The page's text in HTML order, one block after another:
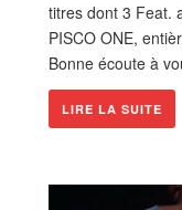
titres dont 3 Feat.
PISCO ONE,
Bonne écoute à
LIRE LA SUITE